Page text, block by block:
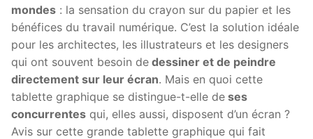
mondes : la sensation du crayon sur du papier et les
bénéfices du travail numérique. C’est la solution idéale
pour les architectes, les illustrateurs et les designers
qui ont souvent besoin de dessiner et de peindre
directement sur leur écran. Mais en quoi cette
tablette graphique se distingue-t-elle de ses
concurrentes qui, elles aussi, disposent d’un écran ?
Avis sur cette grande tablette graphique qui fait